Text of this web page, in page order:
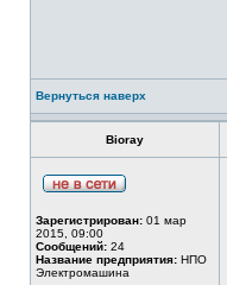
Вернуться наверх
Bioray
Зарегистрирован: 01 мар
2015, 09:00
Сообщений: 24
Название предприятия: НПО
Электромашина